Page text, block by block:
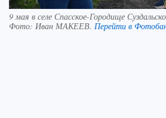
9 мая в селе Спасское-Городище
Фото: Иван МАКЕЕВ. Перейти в